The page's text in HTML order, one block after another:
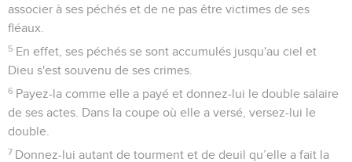
associer à ses péchés et de ne pas être victimes de ses
fléaux.
5 En effet, ses péchés se sont accumulés jusqu'au ciel et
Dieu s'est souvenu de ses crimes.
6 Payez-la comme elle a payé et donnez-lui le double salaire
de ses actes. Dans la coupe où elle a versé, versez-lui le
double.
7 Donnez-lui autant de tourment et de deuil qu’elle a fait la